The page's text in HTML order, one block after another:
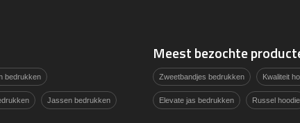
bedrukken
Jassen bedrukken
Meest bezochte
Zweetbandjes bedrukken Kwaliteit
Elevate jas bedrukken Russel hoodie